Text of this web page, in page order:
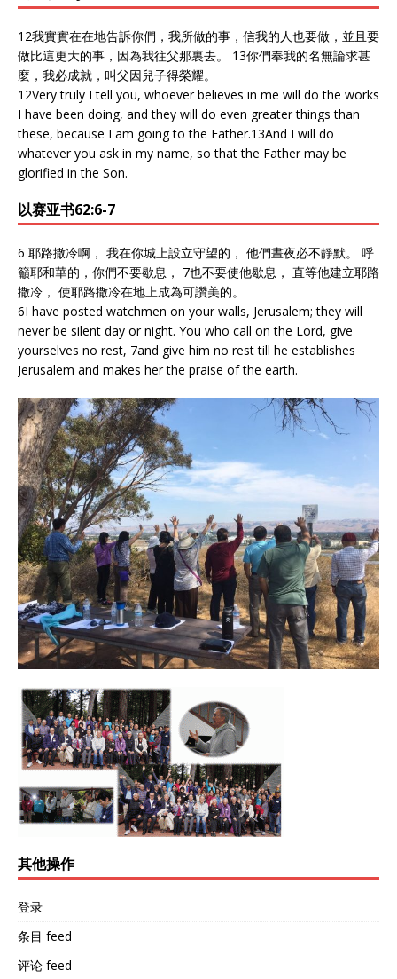
12我實實在在地告訴你們，我所做的事，信我的人也要做，並且要
做比這更大的事，因為我往父那裏去。 13你們奉我的名無論求甚
麼，我必成就，叫父因兒子得榮耀。
12Very truly I tell you, whoever believes in me will do the works
I have been doing, and they will do even greater things than
these, because I am going to the Father.13And I will do
whatever you ask in my name, so that the Father may be
glorified in the Son.
以赛亚书62:6-7
6 耶路撒冷啊， 我在你城上設立守望的， 他們晝夜必不靜默。 呼
籲耶和華的，你們不要歇息， 7也不要使他歇息， 直等他建立耶路
撒冷， 使耶路撒冷在地上成為可讚美的。
6I have posted watchmen on your walls, Jerusalem; they will
never be silent day or night. You who call on the Lord, give
yourselves no rest, 7and give him no rest till he establishes
Jerusalem and makes her the praise of the earth.
其他操作
登录
条目 feed
评论 feed